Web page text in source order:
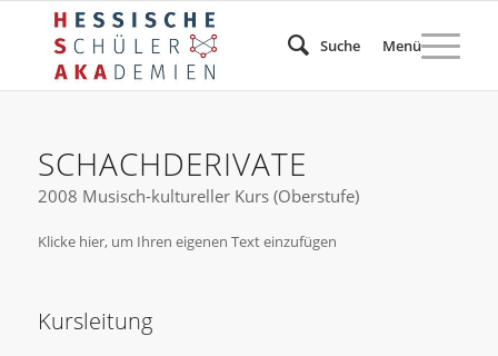
Suche Menü
SCHACHDERIVATE
2008 Musisch-kultureller Kurs (Oberstufe)
Klicke hier, um Ihren eigenen Text einzufügen
Kursleitung